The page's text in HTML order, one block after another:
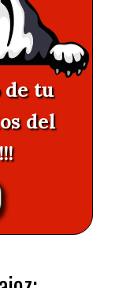
de tu
del